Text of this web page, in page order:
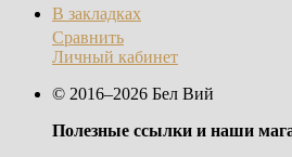
В закладках
Сравнить
Личный кабинет
© 2016–2026 Бел Вий
Полезные ссылки и наши